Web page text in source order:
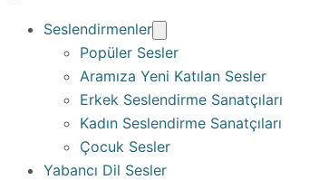
Seslendirmenler
Popüler Sesler
Aramıza Yeni Katılan Sesler
Erkek Seslendirme Sanatçıları
Kadın Seslendirme Sanatçıları
Çocuk Sesler
Yabancı Dil Sesler